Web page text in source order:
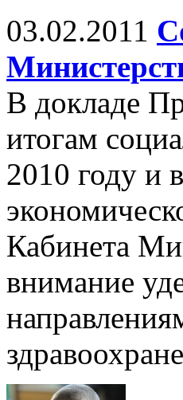
03.02.2011
В докладе
итогам
2010 году и
Кабинета
внимание